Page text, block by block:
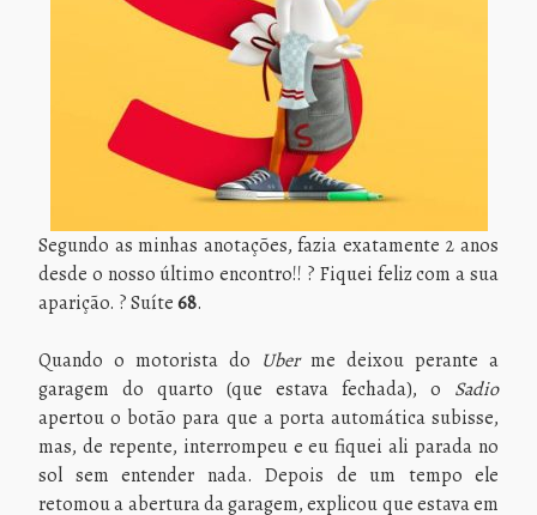
Segundo as minhas anotações, fazia exatamente 2 anos
desde o nosso último encontro!! ? Fiquei feliz com a sua
aparição. ? Suíte68.
Quando o motorista do Uberme deixou perante a
garagem do quarto (que estava fechada), o Sadio
apertou o botão para que a porta automática subisse,
mas, de repente, interrompeu e eu fiquei ali parada no
sol sem entender nada. Depois de um tempo ele
retomou a abertura da garagem, explicou que estava em